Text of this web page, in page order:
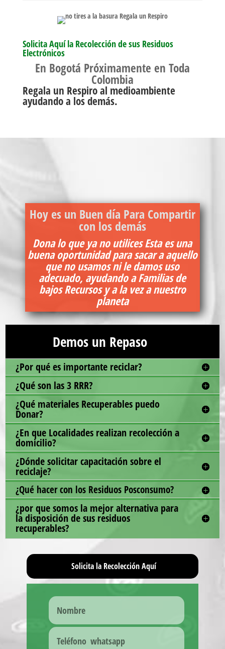
Solicita Aquí la Recolección de sus Residuos
Electrónicos
En Bogotá Próximamente en Toda
Colombia
Regala un Respiro al medioambiente
ayudando a los demás.
Hoy es un Buen día Para Compartir
con los demás
Dona lo que ya no utilices Esta es una
buena oportunidad para sacar a aquello
que no usamos ni le damos uso
adecuado, ayudando a Familias de
bajos Recursos y a la vez a nuestro
planeta
Demos un Repaso
¿Por qué es importante reciclar?
¿Qué son las 3 RRR?
¿Qué materiales Recuperables puedo
Donar?
¿En que Localidades realizan recolección a
domicilio?
¿Dónde solicitar capacitación sobre el
reciclaje?
¿Qué hacer con los Residuos Posconsumo?
¿por que somos la mejor alternativa para
la disposición de sus residuos
recuperables?
Solicita la Recolección Aquí